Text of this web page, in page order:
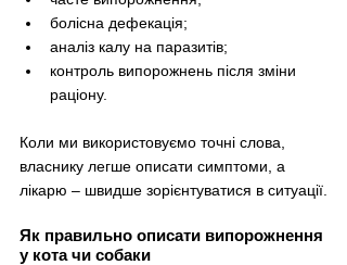
болісна дефекація;
аналіз калу на паразитів;
контроль випорожнень після зміни
раціону.
Коли ми використовуємо точні слова,
власнику легше описати симптоми, а
лікарю – швидше зорієнтуватися в ситуації.
Як правильно описати випорожнення
у кота чи собаки